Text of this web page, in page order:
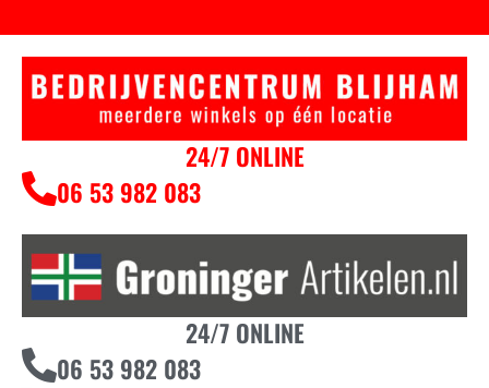
24/7 ONLINE
06 53 982 083
24/7 ONLINE
06 53 982 083